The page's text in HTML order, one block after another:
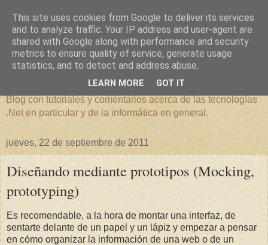
Overflow Exception
Blog con tutoriales y comentarios acerca de las tecnologías
.Net en particular y de la informática en general.
jueves, 22 de septiembre de 2011
Diseñando mediante prototipos (Mocking,
prototyping)
Es recomendable, a la hora de montar una interfaz, de
sentarte delante de un papel y un lápiz y empezar a pensar
en cómo organizar la información de una web o de un
This site uses cookies from Google to deliver its services
and to analyze traffic. Your IP address and user-agent are
shared with Google along with performance and security
metrics to ensure quality of service, generate usage
statistics, and to detect and address abuse.
LEARN MORE GOT IT